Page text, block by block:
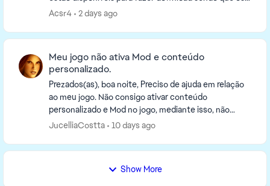
outros 3 apenas têm a opção de comprar no entan...
Acsr4 2 days ago
Meu jogo não ativa Mod e conteúdo
personalizado.
Prezados(as), boa noite, Preciso de ajuda em relação
ao meu jogo. Não consigo ativar conteúdo
personalizado e Mod no jogo, mediante isso, não
tenho como participar do marketplace e, por mais
JucelliaCostta 10 days ago
Show More